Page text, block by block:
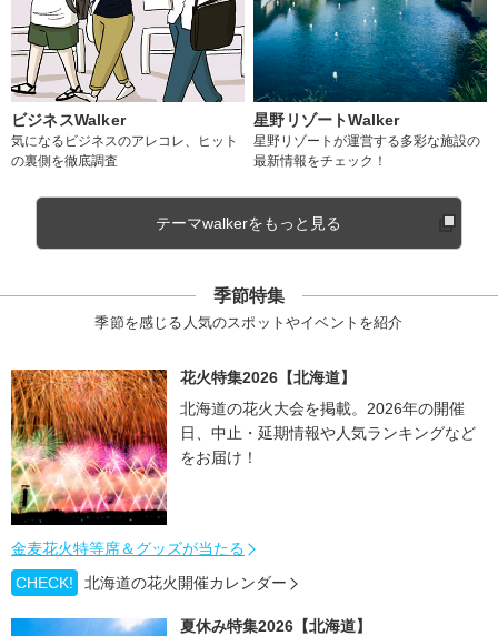
ビジネスWalker
気になるビジネスのアレコレ、ヒット
の裏側を徹底調査
星野リゾートWalker
星野リゾートが運営する多彩な施設の
最新情報をチェック！
テーマwalkerをもっと見る
季節特集
季節を感じる人気のスポットやイベントを紹介
花火特集2026【北海道】
北海道の花火大会を掲載。2026年の開催
日、中止・延期情報や人気ランキングなど
をお届け！
金麦花火特等席＆グッズが当たる
CHECK!
北海道の花火開催カレンダー
夏休み特集2026【北海道】